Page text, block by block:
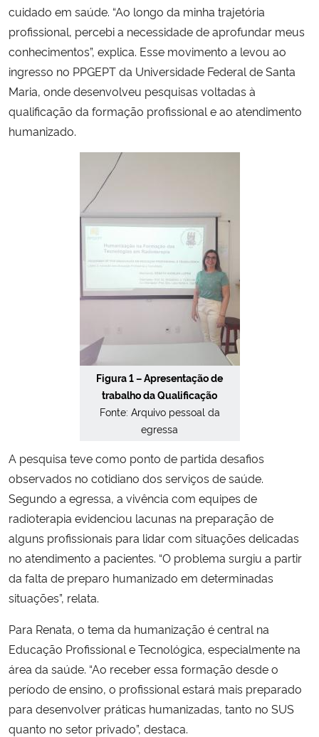
Banco Central do Brasil
Planalto
cuidado em saúde. “Ao longo da minha trajetória
profissional, percebi a necessidade de aprofundar meus
conhecimentos”, explica. Esse movimento a levou ao
ingresso no PPGEPT da Universidade Federal de Santa
Maria, onde desenvolveu pesquisas voltadas à
qualificação da formação profissional e ao atendimento
humanizado.
Figura 1 – Apresentação de
trabalho da Qualificação
Fonte: Arquivo pessoal da
egressa
A pesquisa teve como ponto de partida desafios
observados no cotidiano dos serviços de saúde.
Segundo a egressa, a vivência com equipes de
radioterapia evidenciou lacunas na preparação de
alguns profissionais para lidar com situações delicadas
no atendimento a pacientes. “O problema surgiu a partir
da falta de preparo humanizado em determinadas
situações”, relata.
Para Renata, o tema da humanização é central na
Educação Profissional e Tecnológica, especialmente na
área da saúde. “Ao receber essa formação desde o
período de ensino, o profissional estará mais preparado
para desenvolver práticas humanizadas, tanto no SUS
quanto no setor privado”, destaca.